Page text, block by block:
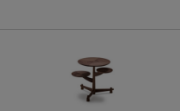
PROFESSIONAL